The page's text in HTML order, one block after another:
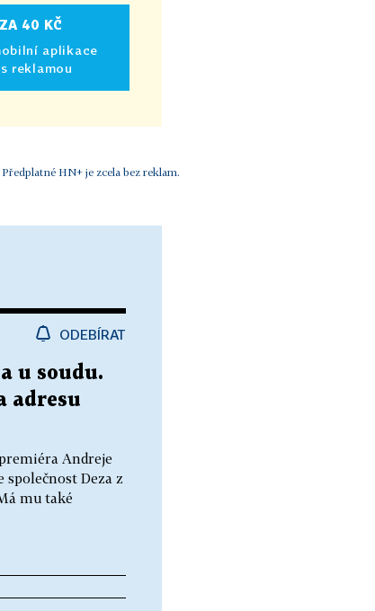
ZA 40 KČ
aplikace
reklamou
Předplatné HN+ je zcela bez reklam.
ODEBÍRAT
u soudu.
adresu
Andreje
Deza z
mu také